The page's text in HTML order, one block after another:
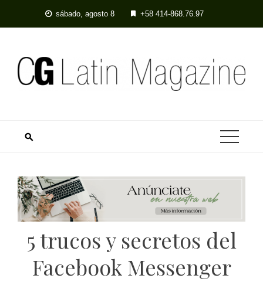
sábado, agosto 8 +58 414-868.76.97
5 trucos y secretos del
Facebook Messenger